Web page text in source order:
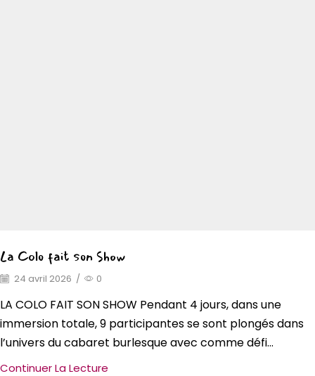
La Colo fait son Show
24 avril 2026 / 0
LA COLO FAIT SON SHOW Pendant 4 jours, dans une
immersion totale, 9 participantes se sont plongés dans
l’univers du cabaret burlesque avec comme défi...
Continuer La Lecture